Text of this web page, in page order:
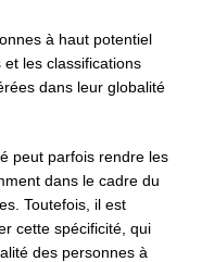
à haut potentiel
les classifications
dans leur globalité
peut parfois rendre les
dans le cadre du
Toutefois, il est
cette spécificité, qui
des personnes à